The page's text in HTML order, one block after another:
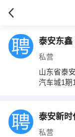
泰安东鑫
私营
山东省泰
汽车城1期
私营